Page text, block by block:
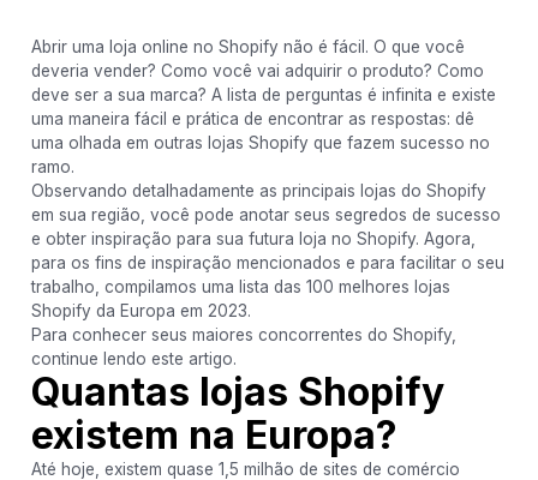
Abrir uma loja online no Shopify não é fácil. O que você
deveria vender? Como você vai adquirir o produto? Como
deve ser a sua marca? A lista de perguntas é infinita e existe
uma maneira fácil e prática de encontrar as respostas: dê
uma olhada em outras lojas Shopify que fazem sucesso no
ramo.
Observando detalhadamente as principais lojas do Shopify
em sua região, você pode anotar seus segredos de sucesso
e obter inspiração para sua futura loja no Shopify. Agora,
para os fins de inspiração mencionados e para facilitar o seu
trabalho, compilamos uma lista das 100 melhores lojas
Shopify da Europa em 2023.
Para conhecer seus maiores concorrentes do Shopify,
continue lendo este artigo.
Quantas lojas Shopify
existem na Europa?
Até hoje, existem quase 1,5 milhão de sites de comércio